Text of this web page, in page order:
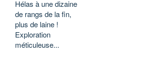
Hélas à une dizaine
de rangs de la fin,
plus de laine !
Exploration
méticuleuse...